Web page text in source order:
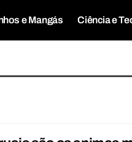
e Mangás Ciência e